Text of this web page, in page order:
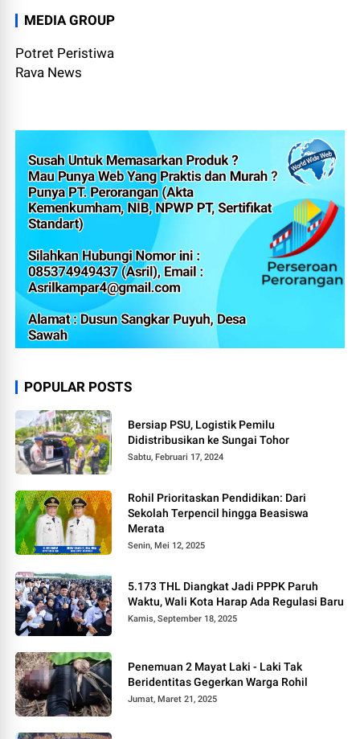
MEDIA GROUP
Potret Peristiwa
Rava News
POPULAR POSTS
Bersiap PSU, Logistik Pemilu
Didistribusikan ke Sungai Tohor
Sabtu, Februari 17, 2024
Rohil Prioritaskan Pendidikan: Dari
Sekolah Terpencil hingga Beasiswa
Merata
Senin, Mei 12, 2025
5.173 THL Diangkat Jadi PPPK Paruh
Waktu, Wali Kota Harap Ada Regulasi Baru
Kamis, September 18, 2025
Penemuan 2 Mayat Laki - Laki Tak
Beridentitas Gegerkan Warga Rohil
Jumat, Maret 21, 2025